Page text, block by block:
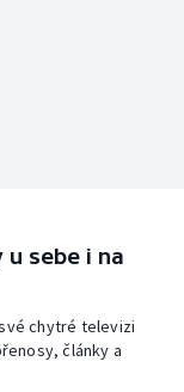
sebe i na
chytré televizi
články a